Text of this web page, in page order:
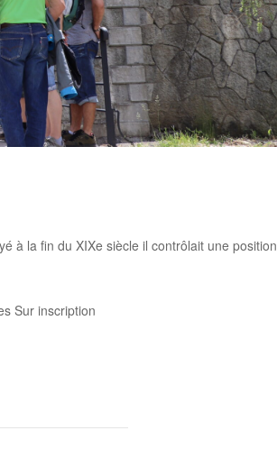
à la fin du XIXe siècle il contrôlait une position
Sur inscription